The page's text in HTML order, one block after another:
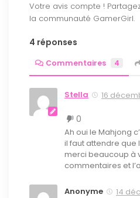
4 réponses
Commentaires 4
Stella 16
0
Ah oui le Mahjong
il faut attendre que
merci beaucoup à
commentaires et
Anonyme 14